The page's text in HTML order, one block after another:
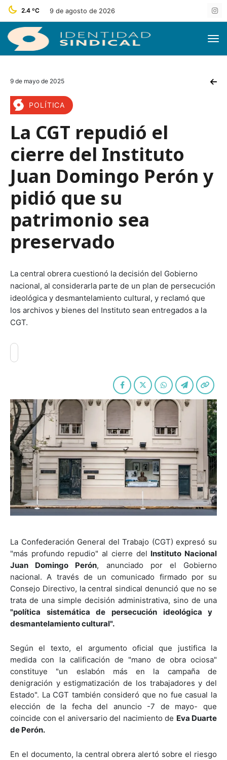
2.4 ºC 9 de agosto de 2026
9 de mayo de 2025
POLÍTICA
La CGT repudió el
cierre del Instituto
Juan Domingo Perón y
pidió que su
patrimonio sea
preservado
La central obrera cuestionó la decisión del Gobierno
nacional, al considerarla parte de un plan de persecución
ideológica y desmantelamiento cultural, y reclamó que
los archivos y bienes del Instituto sean entregados a la
CGT.
La Confederación General del Trabajo (CGT) expresó su
"más profundo repudio" al cierre del Instituto Nacional
Juan Domingo Perón, anunciado por el Gobierno
nacional. A través de un comunicado firmado por su
Consejo Directivo, la central sindical denunció que no se
trata de una simple decisión administrativa, sino de una
"política sistemática de persecución ideológica y
desmantelamiento cultural".
Según el texto, el argumento oficial que justifica la
medida con la calificación de "mano de obra ociosa"
constituye "un eslabón más en la campaña de
denigración y estigmatización de los trabajadores y del
Estado". La CGT también consideró que no fue casual la
elección de la fecha del anuncio -7 de mayo- que
coincide con el aniversario del nacimiento de Eva Duarte
de Perón.
En el documento, la central obrera alertó sobre el riesgo